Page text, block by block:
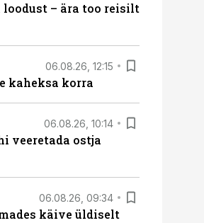
– ära too reisilt
06.08.26, 12:15
kaheksa korra
06.08.26, 10:14
veeretada ostja
06.08.26, 09:34
käive üldiselt